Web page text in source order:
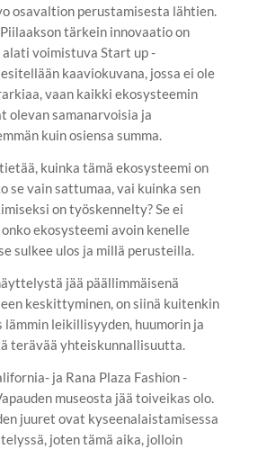
osavaltion perustamisesta lähtien.
tärkein innovaatio on
voimistuva Start up -
kaaviokuvana, jossa ei ole
vaan kaikki ekosysteemin
samanarvoisia ja
kuin osiensa summa.
kuinka tämä ekosysteemi on
se vain sattumaa, vai kuinka sen
on työskennelty? Se ei
ekosysteemi avoin kenelle
sulkee ulos ja millä perusteilla.
jää päällimmäisenä
keskittyminen, on siinä kuitenkin
leikillisyyden, huumorin ja
terävää yhteiskunnallisuutta.
ja Rana Plaza Fashion -
museosta jää toiveikas olo.
juuret ovat kyseenalaistamisessa
joten tämä aika, jolloin